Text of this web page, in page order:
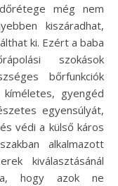
még nem
kiszáradhat,
ki. Ezért a baba
szokások
bőrfunkciók
kíméletes, gyengéd
egyensúlyát,
védi a külső káros
alkalmazott
kiválasztásánál
hogy azok ne